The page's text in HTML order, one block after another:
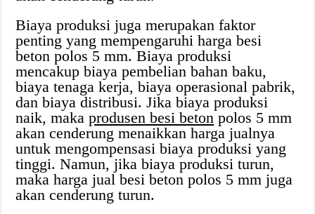
Biaya produksi juga merupakan faktor
penting yang mempengaruhi harga besi
beton polos 5 mm. Biaya produksi
mencakup biaya pembelian bahan baku,
biaya tenaga kerja, biaya operasional pabrik,
dan biaya distribusi. Jika biaya produksi
naik, makaprodusen besi beton polos 5 mm
akan cenderung menaikkan harga jualnya
untuk mengompensasi biaya produksi yang
tinggi. Namun, jika biaya produksi turun,
maka harga jual besi beton polos 5 mm juga
akan cenderung turun.